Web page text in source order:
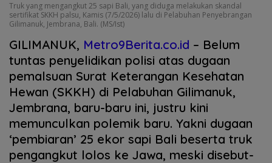
Truk yang mengangkut 25 sapi Bali, yang diduga melakukan skandal
sertifikat SKKH palsu, Kamis (7/5/2026) lalu di Pelabuhan Penyebrangan
Gilimanuk, Jembrana, Bali. (MS/Ist)
GILIMANUK, Metro9Berita.co.id – Belum
tuntas penyelidikan polisi atas dugaan
pemalsuan Surat Keterangan Kesehatan
Hewan (SKKH) di Pelabuhan Gilimanuk,
Jembrana, baru-baru ini, justru kini
memunculkan polemik baru. Yakni dugaan
‘pembiaran’ 25 ekor sapi Bali beserta truk
pengangkut lolos ke Jawa, meski disebut-